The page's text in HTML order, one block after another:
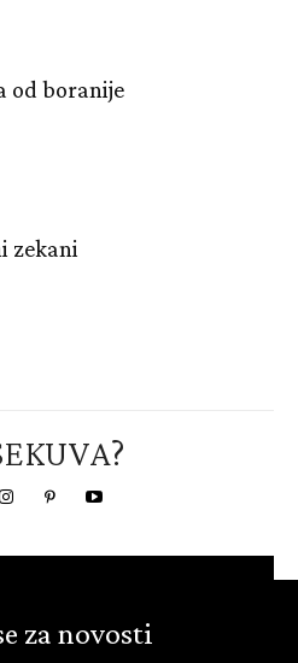
od boranije
zekani
za novosti